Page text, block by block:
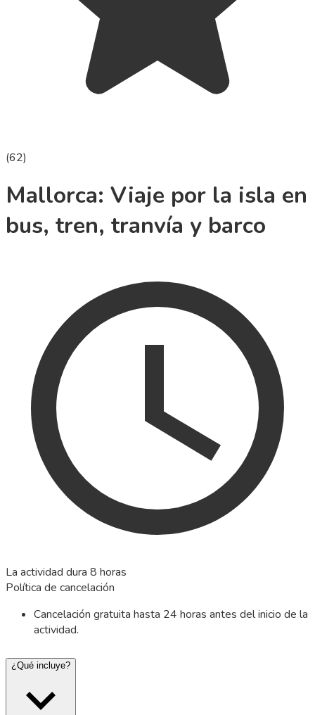
(62)
Mallorca: Viaje por la isla en
bus, tren, tranvía y barco
La actividad dura 8 horas
Política de cancelación
Cancelación gratuita hasta 24 horas antes del inicio de la
actividad.
¿Qué incluye?